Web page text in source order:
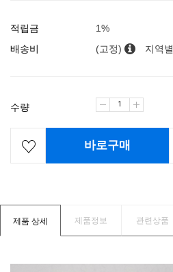
적립금
1%
배송비
(고정) 지역별
수량
바로구매
제품 상세 제품정보 관련상품